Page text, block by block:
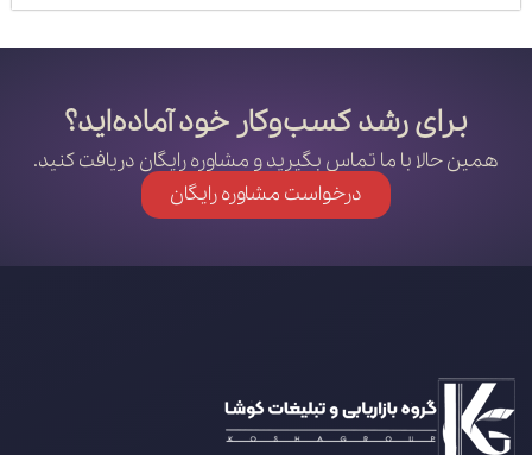
برای رشد کسب‌وکار خود آماده‌اید؟
همین حالا با ما تماس بگیرید و مشاوره رایگان دریافت کنید.
درخواست مشاوره رایگان